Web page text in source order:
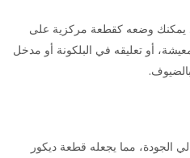
يمكنك وضعه كقطعة مركزية على
أو تعليقه في البلكونة أو مدخل
الجودة، مما يجعله قطعة ديكور